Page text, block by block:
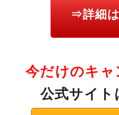
⇒詳細
今だけのキャ
公式サイト